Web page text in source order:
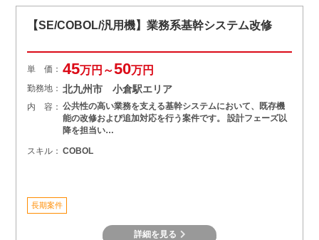
【SE/COBOL/汎用機】業務系基幹システム改修
単 価： 45万円～50万円
勤務地： 北九州市 小倉駅エリア
内 容： 公共性の高い業務を支える基幹システムにおいて、既存機
能の改修および追加対応を行う案件です。 設計フェーズ以
降を担当い…
スキル： COBOL
長期案件
詳細を見る